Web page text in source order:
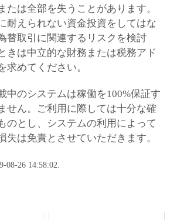
たは全部を失うことがあります。
耐えられない資金投資をしてはな
替取引に関連するリスクを検討
きは中立的な財務または税務アド
求めてください。
中のシステムは稼働を100%保証す
せん。ご利用に際しては十分な確
のとし、システムの利用によって
失は免責とさせていただきます。
08-26 14:58:02.